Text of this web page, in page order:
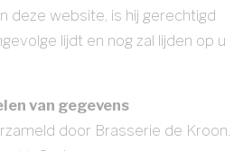
deze website, is hij gerechtigd
lijdt en nog zal lijden op u
van gegevens
door Brasserie de Kroon.